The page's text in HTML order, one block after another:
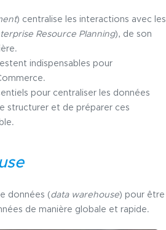
) centralise les interactions avec les
Resource Planning), de son
indispensables pour
pour centraliser les données
structurer et de préparer ces
données (data warehouse) pour être
de manière globale et rapide.